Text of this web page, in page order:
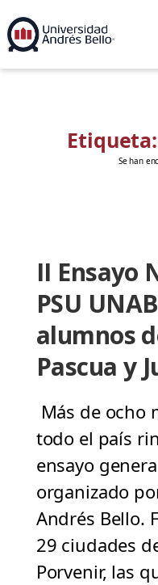
Etiqueta:
Se han
II Ensayo
PSU
alumnos
Pascua y
Más de ocho
todo el país
ensayo
organizado
Andrés Bello.
29 ciudades
Porvenir, las